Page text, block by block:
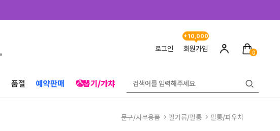
로그인 회원가입
+10,000
0
품절 예약판매 🤡뽑기/가챠
문구/사무용품 필기류/필통 필통/파우치